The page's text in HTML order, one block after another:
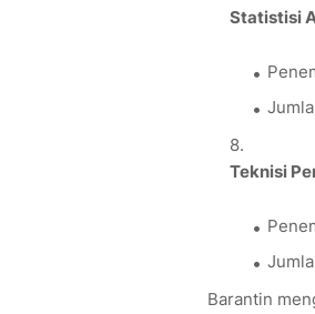
Statistisi
Teknisi
Barantin